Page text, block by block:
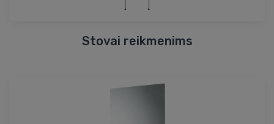
Stovai reikmenims